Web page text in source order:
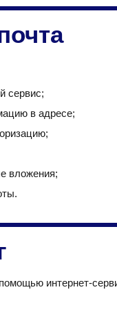
сервис;
в адресе;
вложения;
интернет-